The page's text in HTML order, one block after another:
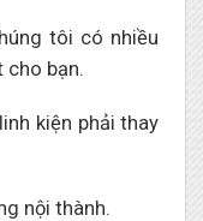
tôi có nhiều
cho bạn.
kiện phải thay
nội thành.